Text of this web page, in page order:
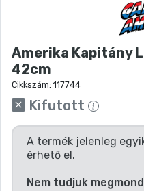
Amerika Kapitány
42cm
Cikkszám: 117744
Kifutott
A termék jelenleg
érhető el.
Nem tudjuk